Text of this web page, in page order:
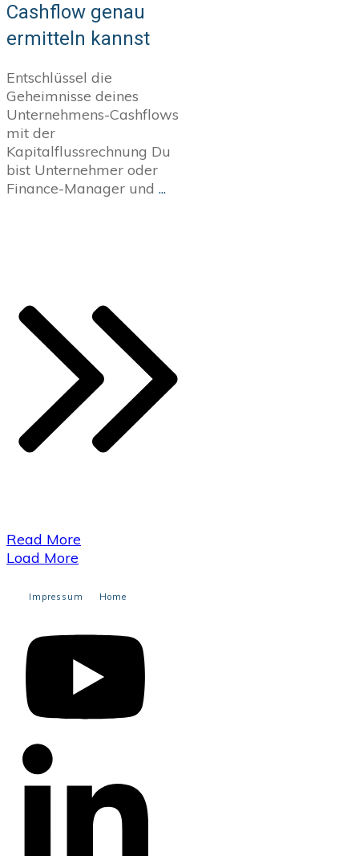
Cashflow genau
ermitteln kannst
Entschlüssel die
Geheimnisse deines
Unternehmens-Cashflows
mit der
Kapitalflussrechnung Du
bist Unternehmer oder
Finance-Manager und ...
​Read More
Load More
Impressum Home